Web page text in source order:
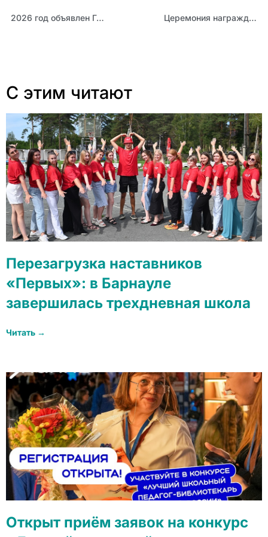
2026 год объявлен Годом дошкольного образования Церемония награждения победителей премии «Свежий ветер 2025» перенесена из-за непогоды
С этим читают
Перезагрузка наставников
«Первых»: в Барнауле
завершилась трехдневная школа
Читать →
Открыт приём заявок на конкурс